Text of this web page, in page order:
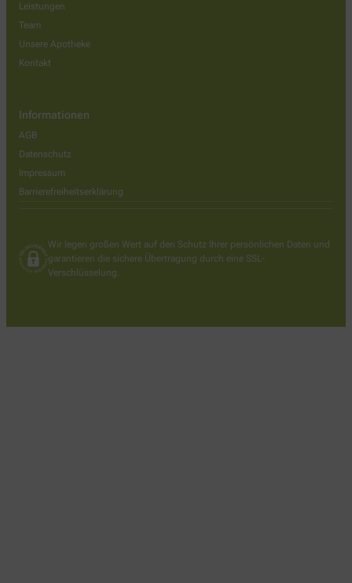
Leistungen
Team
Unsere Apotheke
Kontakt
Informationen
AGB
Datenschutz
Impressum
Barrierefreiheitserklärung
Wir legen großen Wert auf den Schutz Ihrer persönlichen Daten und
garantieren die sichere Übertragung durch eine SSL-
Verschlüsselung.